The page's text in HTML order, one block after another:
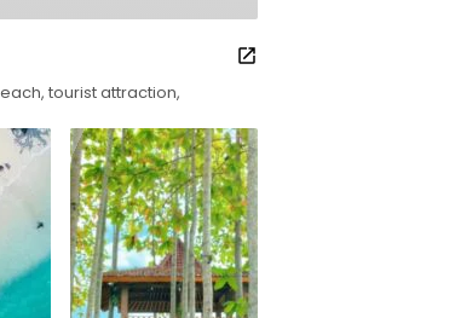
tourist attraction,